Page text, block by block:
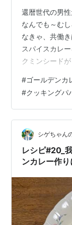
還暦世代の男
なんでも～む
なきゃ、共働
スパイスカレ
クミンシード
は 絶対ではな
ンだし 100gは
業務用 クミン
Amazon イン
美味い！とい
#ゴールデンカ
#クッキングパ
シゲちゃん
レシピ#20_
ンカレー作